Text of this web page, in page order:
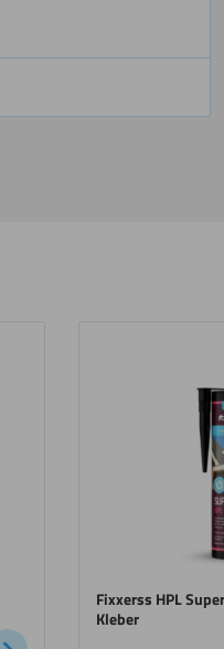
Fixxerss HPL
Kleber